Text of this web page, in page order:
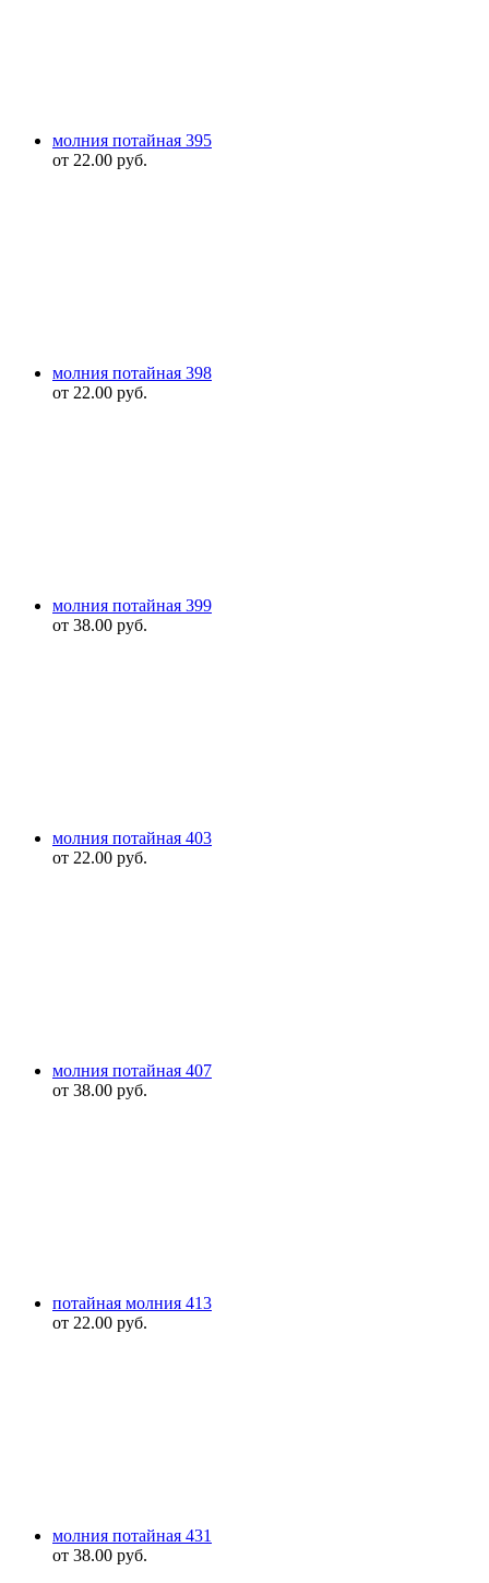
молния потайная 395
от 22.00 руб.
молния потайная 398
от 22.00 руб.
молния потайная 399
от 38.00 руб.
молния потайная 403
от 22.00 руб.
молния потайная 407
от 38.00 руб.
потайная молния 413
от 22.00 руб.
молния потайная 431
от 38.00 руб.